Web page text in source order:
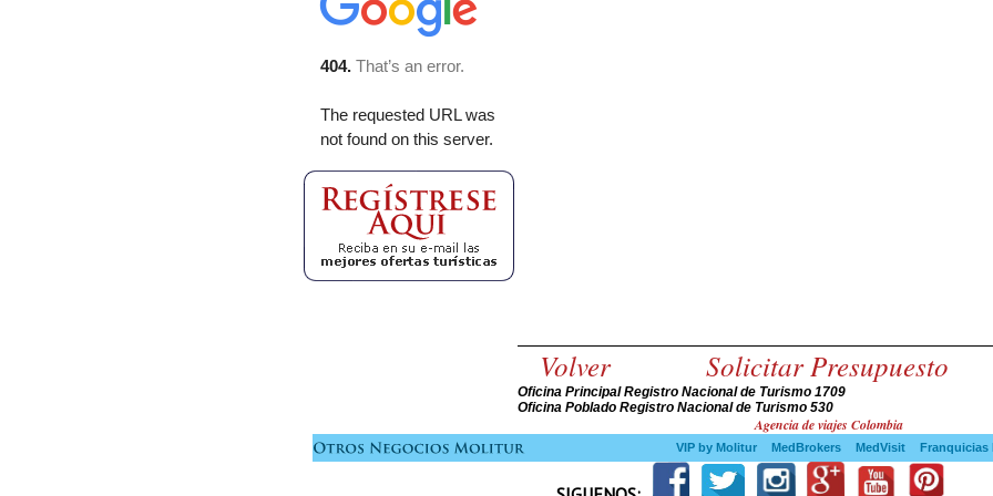
Volver Solicitar Presupuesto
Oficina Principal Registro Nacional de Turismo 1709
Oficina Poblado Registro Nacional de Turismo 530
Agencia de viajes Colombia
VIP by Molitur MedBrokers MedVisit Franquicias